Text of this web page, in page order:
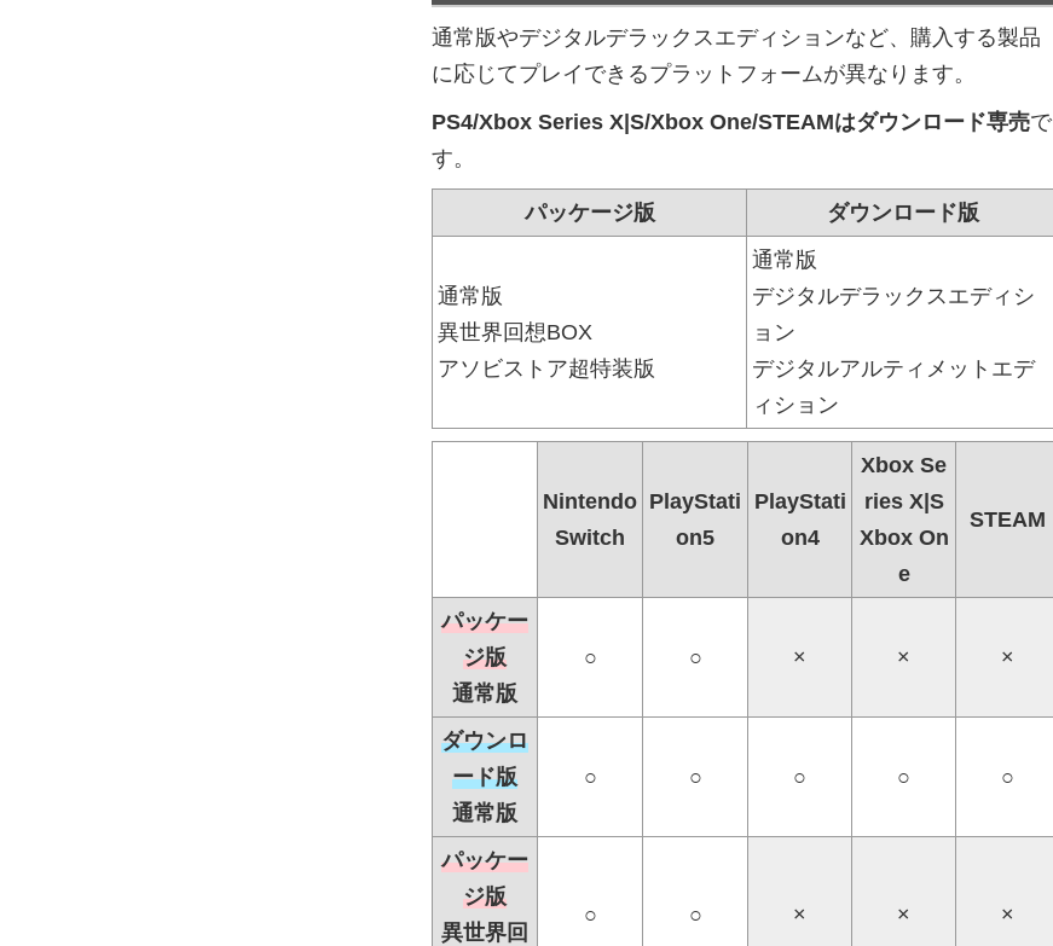
通常版やデジタルデラックスエディションなど、購入する製品
に応じてプレイできるプラットフォームが異なります。
PS4/Xbox Series X|S/Xbox One/STEAMはダウンロード専売で
す。
パッケージ版 ダウンロード版
通常版
異世界回想BOX
アソビストア超特装版
通常版
デジタルデラックスエディシ
ョン
デジタルアルティメットエデ
ィション
Nintendo
Switch
PlayStati
on5
PlayStati
on4
Xbox Se
ries X|S
Xbox On
e
STEAM
パッケー
ジ版
通常版
○ ○ × × ×
ダウンロ
ード版
通常版
○ ○ ○ ○ ○
パッケー
ジ版
異世界回
○ ○ × × ×